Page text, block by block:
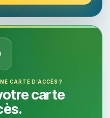
CARTE D’ACCÈS ?
carte